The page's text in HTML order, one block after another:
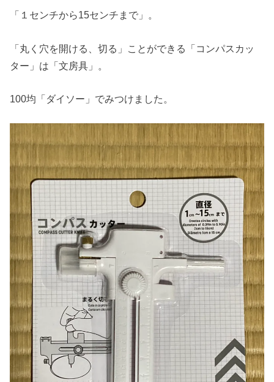
「１センチから15センチまで」。
「丸く穴を開ける、切る」ことができる「コンパスカッ
ター」は「文房具」。
100均「ダイソー」でみつけました。